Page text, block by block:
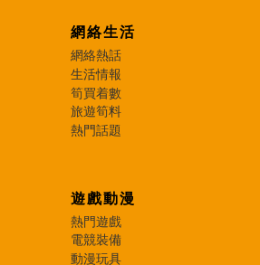
網絡生活
網絡熱話
生活情報
筍買着數
旅遊筍料
熱門話題
遊戲動漫
熱門遊戲
電競裝備
動漫玩具